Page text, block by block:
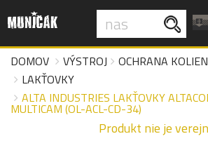
DOMOV
VÝSTROJ
OCHRANA
LAKŤOVKY
ALTA INDUSTRIES LAKŤOVKY
MULTICAM (OL-ACL-CD-34)
Produkt nie je